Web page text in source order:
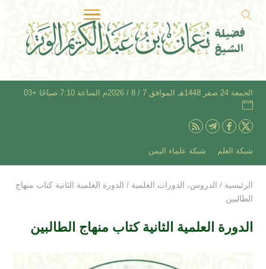
الجمعة 24 صفر 1448هـ الموافق 7 / 8 / 2026م الساعة 7:10 صباحًا +03
شبكة العلم شبكة علماء اليمن
الرئيسية / الدروس، الدورات العلمية / الدورة العلمية الثانية كتاب منهاج
الطالبين
الدورة العلمية الثانية كتاب منهاج الطالبين